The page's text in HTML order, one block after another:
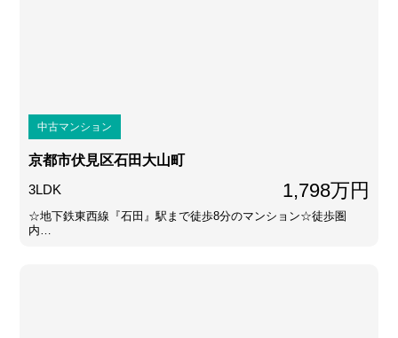
中古マンション
京都市伏見区石田大山町
3LDK
1,798万円
☆地下鉄東西線『石田』駅まで徒歩8分のマンション☆徒歩圏
内…